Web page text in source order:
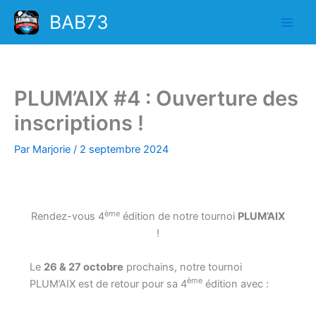
Aller
contenu
BAB73
PLUM’AIX #4 : Ouverture des
inscriptions !
Par Marjorie / 2 septembre 2024
Rendez-vous 4ème édition de notre tournoi PLUM’AIX
!
Le 26 & 27 octobre prochains, notre tournoi
PLUM’AIX est de retour pour sa 4èmeédition avec :